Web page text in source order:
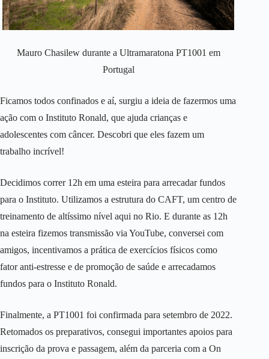
Mauro Chasilew durante a Ultramaratona PT1001 em
Portugal
Ficamos todos confinados e aí, surgiu a ideia de fazermos uma
ação com o Instituto Ronald, que ajuda crianças e
adolescentes com câncer. Descobri que eles fazem um
trabalho incrível!
Decidimos correr 12h em uma esteira para arrecadar fundos
para o Instituto. Utilizamos a estrutura do CAFT, um centro de
treinamento de altíssimo nível aqui no Rio. E durante as 12h
na esteira fizemos transmissão via YouTube, conversei com
amigos, incentivamos a prática de exercícios físicos como
fator anti-estresse e de promoção de saúde e arrecadamos
fundos para o Instituto Ronald.
Finalmente, a PT1001 foi confirmada para setembro de 2022.
Retomados os preparativos, consegui importantes apoios para
inscrição da prova e passagem, além da parceria com a On